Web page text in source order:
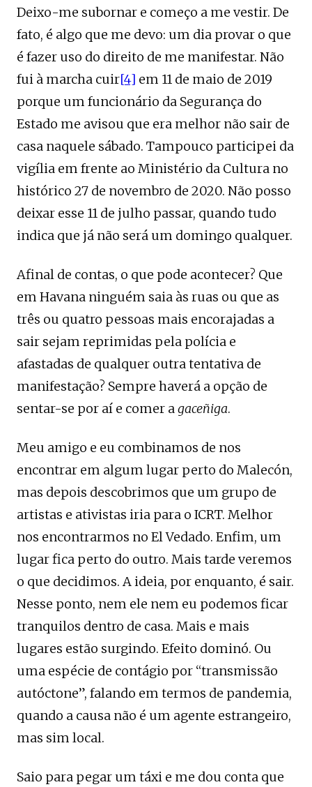
Deixo-me subornar e começo a me vestir. De
fato, é algo que me devo: um dia provar o que
é fazer uso do direito de me manifestar. Não
fui à marcha cuir[4] em 11 de maio de 2019
porque um funcionário da Segurança do
Estado me avisou que era melhor não sair de
casa naquele sábado. Tampouco participei da
vigília em frente ao Ministério da Cultura no
histórico 27 ​​de novembro de 2020. Não posso
deixar esse 11 de julho passar, quando tudo
indica que já não será um domingo qualquer.
Afinal de contas, o que pode acontecer? Que
em Havana ninguém saia às ruas ou que as
três ou quatro pessoas mais encorajadas a
sair sejam reprimidas pela polícia e
afastadas de qualquer outra tentativa de
manifestação? Sempre haverá a opção de
sentar-se por aí e comer agaceñiga.
Meu amigo e eu combinamos de nos
encontrar em algum lugar perto do Malecón,
mas depois descobrimos que um grupo de
artistas e ativistas iria para o ICRT. Melhor
nos encontrarmos no El Vedado. Enfim, um
lugar fica perto do outro. Mais tarde veremos
o que decidimos. A ideia, por enquanto, é sair.
Nesse ponto, nem ele nem eu podemos ficar
tranquilos dentro de casa. Mais e mais
lugares estão surgindo. Efeito dominó. Ou
uma espécie de contágio por “transmissão
autóctone”, falando em termos de pandemia,
quando a causa não é um agente estrangeiro,
mas sim local.
Saio para pegar um táxi e me dou conta que